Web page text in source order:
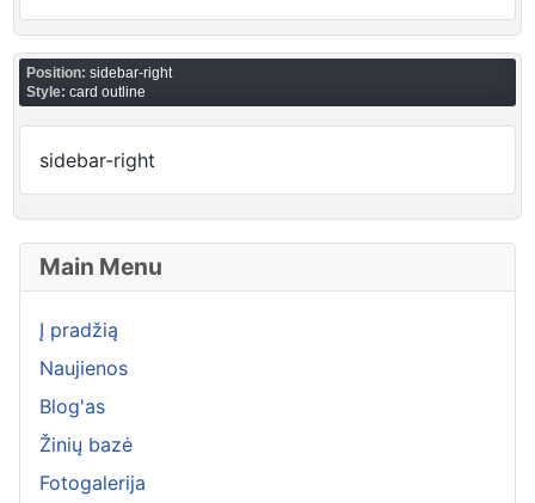
Main Menu
Į pradžią
Naujienos
Blog'as
Žinių bazė
Fotogalerija
Position: sidebar-right
Style: card outline
sidebar-right